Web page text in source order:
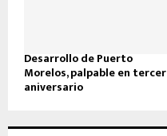
Desarrollo de Puerto
Morelos, palpable en tercer
aniversario